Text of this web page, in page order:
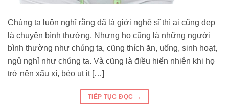
Chúng ta luôn nghĩ rằng đã là giới nghệ sĩ thì ai cũng đẹp
là chuyện bình thường. Nhưng họ cũng là những người
bình thường như chúng ta, cũng thích ăn, uống, sinh hoạt,
ngủ nghỉ như chúng ta. Và cũng là điều hiển nhiên khi họ
trở nên xấu xí, béo ụt ịt […]
TIẾP TỤC ĐỌC →